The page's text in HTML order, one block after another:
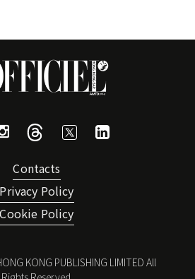
Contacts
Privacy Policy
Cookie Policy
KONG PUBLISHING LIMITED All